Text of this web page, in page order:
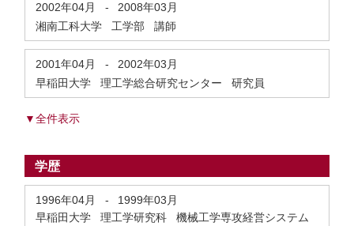
2002年04月 -
2008年03月
湘南工科大学 工学部 講師
2001年04月 -
2002年03月
早稲田大学 理工学総合研究センター 研究員
▼全件表示
学歴
1996年04月 -
1999年03月
早稲田大学 理工学研究科 機械工学専攻経営システム